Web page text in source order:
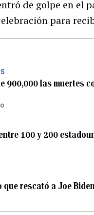
de golpe en el
para
900,000 las muertes
100 y 200
rescató a Joe